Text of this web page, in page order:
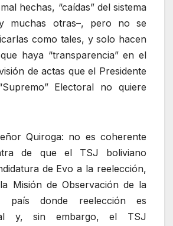
hechas, “caídas” del sistema
muchas otras–, pero no se
como tales, y solo hacen
haya “transparencia” en el
de actas que el Presidente
Electoral no quiere
Quiroga: no es coherente
de que el TSJ boliviano
de Evo a la reelección,
Misión de Observación de la
donde reelección es
y, sin embargo, el TSJ